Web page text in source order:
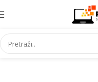
Početna Ostalo Skuteri